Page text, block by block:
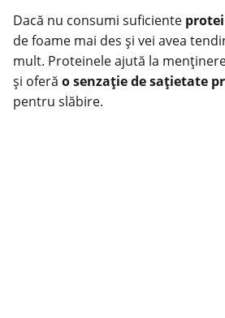
Dacă nu consumi suficiente
de foame mai des și vei avea
mult. Proteinele ajută la
și oferă o senzație de sațietate
pentru slăbire.